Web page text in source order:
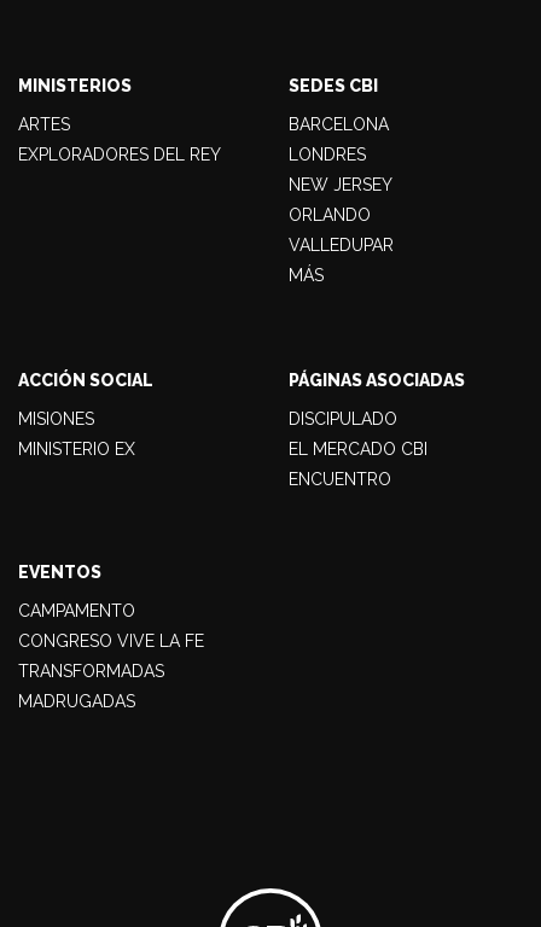
MINISTERIOS
ARTES
EXPLORADORES DEL REY
SEDES CBI
BARCELONA
LONDRES
NEW JERSEY
ORLANDO
VALLEDUPAR
MÁS
ACCIÓN SOCIAL
MISIONES
MINISTERIO EX
EVENTOS
CAMPAMENTO
CONGRESO VIVE LA FE
TRANSFORMADAS
MADRUGADAS
PÁGINAS ASOCIADAS
DISCIPULADO
EL MERCADO CBI
ENCUENTRO